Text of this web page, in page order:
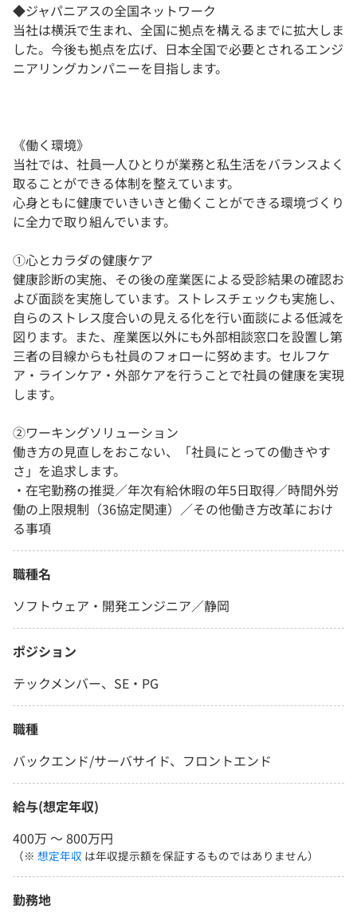
◆ジャパニアスの全国ネットワーク
当社は横浜で生まれ、全国に拠点を構えるまでに拡大しま
した。今後も拠点を広げ、日本全国で必要とされるエンジ
ニアリングカンパニーを目指します。
《働く環境》
当社では、社員一人ひとりが業務と私生活をバランスよく
取ることができる体制を整えています。
心身ともに健康でいきいきと働くことができる環境づくり
に全力で取り組んでいます。
①心とカラダの健康ケア
健康診断の実施、その後の産業医による受診結果の確認お
よび面談を実施しています。ストレスチェックも実施し、
自らのストレス度合いの見える化を行い面談による低減を
図ります。また、産業医以外にも外部相談窓口を設置し第
三者の目線からも社員のフォローに努めます。セルフケ
ア・ラインケア・外部ケアを行うことで社員の健康を実現
します。
②ワーキングソリューション
働き方の見直しをおこない、「社員にとっての働きやす
さ」を追求します。
・在宅勤務の推奨／年次有給休暇の年5日取得／時間外労
働の上限規制（36協定関連）／その他働き方改革におけ
る事項
職種名
ソフトウェア・開発エンジニア／静岡
ポジション
テックメンバー、SE・PG
職種
バックエンド/サーバサイド、フロントエンド
給与(想定年収)
400万 〜 800万円
（※ 想定年収 は年収提示額を保証するものではありません）
勤務地